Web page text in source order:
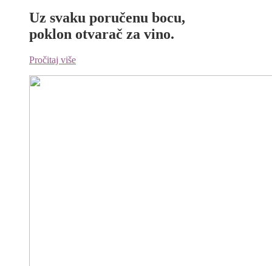
Uz svaku poručenu bocu,
poklon otvarač za vino.
Pročitaj više